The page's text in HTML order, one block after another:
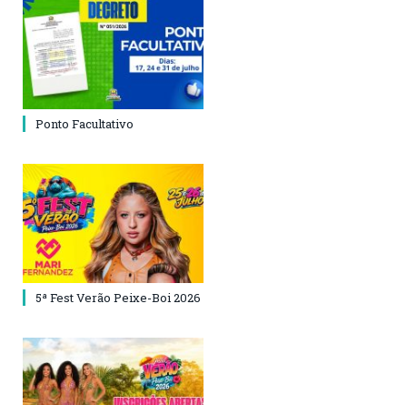
Ponto Facultativo
5ª Fest Verão Peixe-Boi 2026